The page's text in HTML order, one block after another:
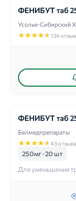
ФЕНИБУТ таб
Усолье-Сибирский
★★★★★134
ФЕНИБУТ таб
Белмедпрепараты
★★★★★43 отзыва
250мг · 20 шт
Для уменьшения